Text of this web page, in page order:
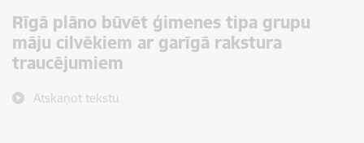
Rīgā plāno būvēt ģimenes tipa grupu
māju cilvēkiem ar garīgā rakstura
traucējumiem
Atskaņot tekstu